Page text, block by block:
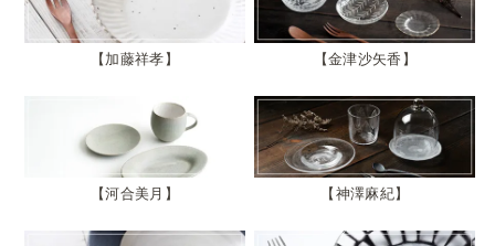
加藤祥孝 金津沙矢香
河合美月 神澤麻紀